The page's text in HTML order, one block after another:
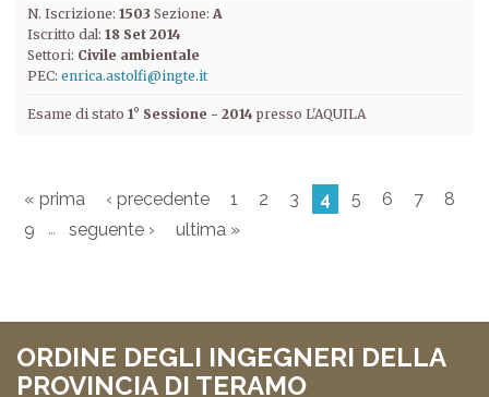
N. Iscrizione: 1503 Sezione: A
Iscritto dal: 18 Set 2014
Settori: Civile ambientale
PEC: enrica.astolfi@ingte.it
Esame di stato 1° Sessione - 2014 presso L'AQUILA
« prima ‹ precedente 1 2 3 4 5 6 7
8
9
… seguente › ultima »
ORDINE DEGLI INGEGNERI DELLA
PROVINCIA DI TERAMO